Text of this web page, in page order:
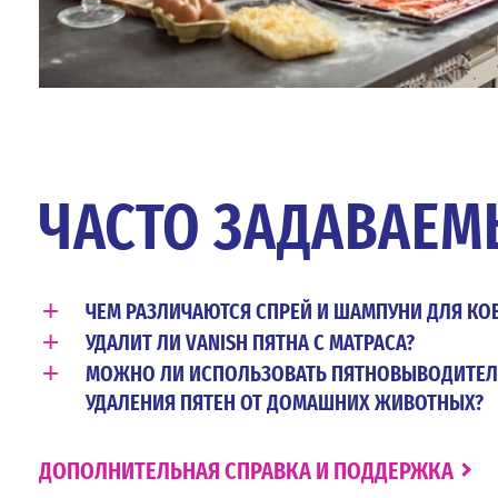
ЧАСТО
+
ЧЕМ РАЗЛИЧАЮТСЯ СПРЕЙ И ШАМПУНИ ДЛЯ
Каждый формат средства
Наш спрей для ковров, такие
удаляют пыль, грязь и неприятные
+
УДАЛИТ ЛИ VANISH ПЯТНА С МАТРАСА?
Vanish удалит пятна крови и
Пошаговые инструкции
+
МОЖНО ЛИ ИСПОЛЬЗОВАТЬ ПЯТНОВЫВОДИТЕЛЬ
УДАЛЕНИЯ ПЯТЕН ОТ ДОМАШНИХ ЖИВОТНЫХ?
разработан для выведения
ДОПОЛНИТЕЛЬНАЯ СПРАВКА И ПОДДЕРЖКА